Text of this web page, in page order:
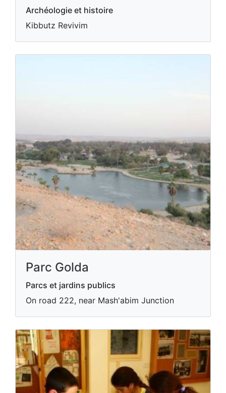
Archéologie et histoire
Kibbutz Revivim
Parc Golda
Parcs et jardins publics
On road 222, near Mash'abim Junction